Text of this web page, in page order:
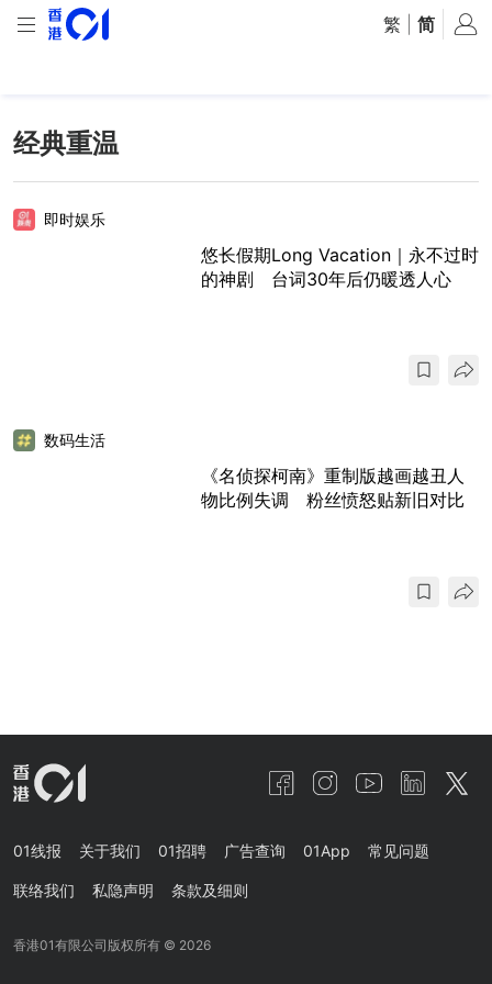
繁 简
经典重温
即时娱乐
悠长假期Long Vacation｜永不过时
的神剧 台词30年后仍暖透人心
数码生活
《名侦探柯南》重制版越画越丑人
物比例失调 粉丝愤怒贴新旧对比
01线报 关于我们 01招聘 广告查询 01App 常见问题
联络我们 私隐声明 条款及细则
香港01有限公司版权所有 © 2026